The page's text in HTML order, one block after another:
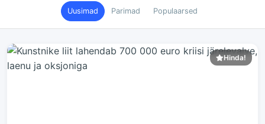
Uusimad Parimad Populaarsed
Hinda!